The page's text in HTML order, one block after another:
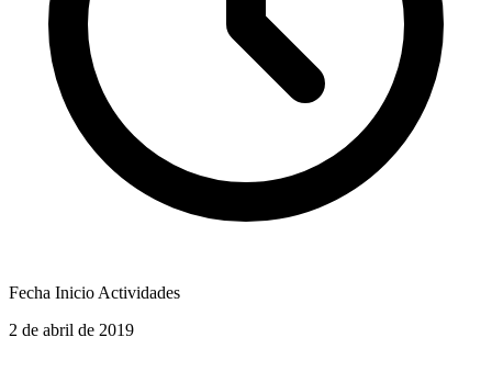
Fecha Inicio Actividades
2 de abril de 2019